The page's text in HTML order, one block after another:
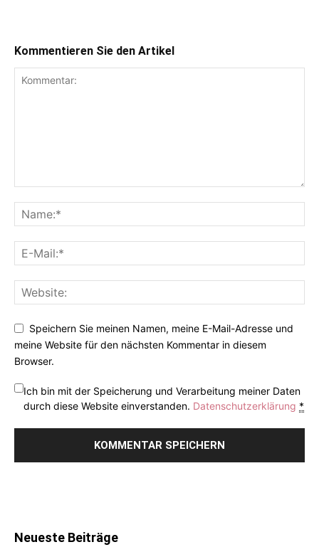
Kommentieren Sie den Artikel
Speichern Sie meinen Namen, meine E-Mail-Adresse und
meine Website für den nächsten Kommentar in diesem
Browser.
Ich bin mit der Speicherung und Verarbeitung meiner Daten
durch diese Website einverstanden. Datenschutzerklärung *
Neueste Beiträge